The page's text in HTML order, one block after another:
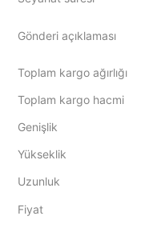
Gönderi açıklaması
Toplam kargo ağırlığı
Toplam kargo hacmi
Genişlik
Yükseklik
Uzunluk
Fiyat